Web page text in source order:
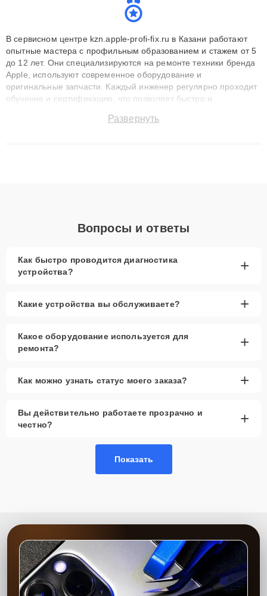
В сервисном центре kzn.apple-profi-fix.ru в Казани работают
опытные мастера с профильным образованием и стажем от 5
до 12 лет. Они специализируются на ремонте техники бренда
Apple, используют современное оборудование и
оригинальные запчасти. Каждый инженер регулярно проходит
обучение и сертификацию, что позволяет быстро и
сохранением гарантии до 3 лет. Наши мастера решают
Развернуть
Вопросы и ответы
Как быстро проводится диагностика
устройства?
+
Какие устройства вы обслуживаете? +
Какое оборудование используется для
ремонта?
+
Как можно узнать статус моего заказа? +
Вы действительно работаете прозрачно и
честно?
+
Показать